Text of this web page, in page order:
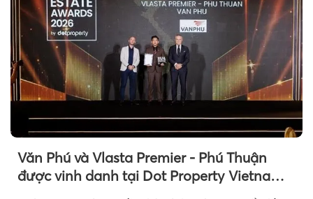
Văn Phú và Vlasta Premier - Phú Thuận
được vinh danh tại Dot Property Vietnam
Real Estate Awards 2026